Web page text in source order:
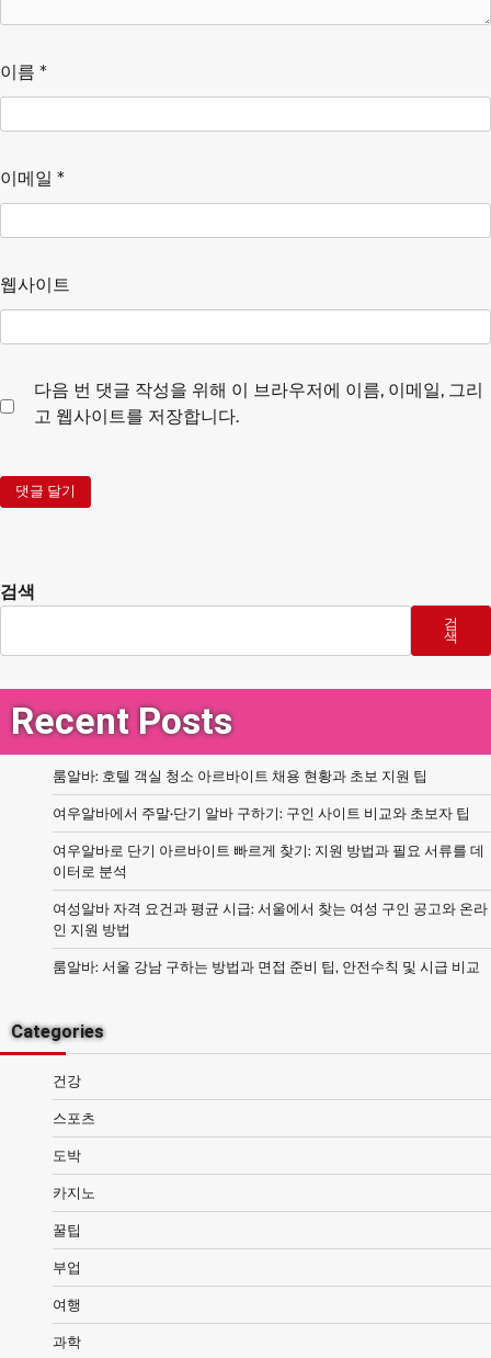
이름 *
이메일 *
웹사이트
다음 번 댓글 작성을 위해 이 브라우저에 이름, 이메일, 그리
고 웹사이트를 저장합니다.
검색
검
색
Recent Posts
룸알바: 호텔 객실 청소 아르바이트 채용 현황과 초보 지원 팁
여우알바에서 주말·단기 알바 구하기: 구인 사이트 비교와 초보자 팁
여우알바로 단기 아르바이트 빠르게 찾기: 지원 방법과 필요 서류를 데
이터로 분석
여성알바 자격 요건과 평균 시급: 서울에서 찾는 여성 구인 공고와 온라
인 지원 방법
룸알바: 서울 강남 구하는 방법과 면접 준비 팁, 안전수칙 및 시급 비교
Categories
건강
스포츠
도박
카지노
꿀팁
부업
여행
과학